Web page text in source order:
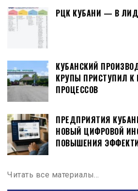
РЦК КУБАНИ — В
КУБАНСКИЙ
КРУПЫ ПРИСТУПИЛ К
ПРОЦЕССОВ
ПРЕДПРИЯТИЯ
НОВЫЙ ЦИФРОВОЙ
ПОВЫШЕНИЯ
Читать все материалы…